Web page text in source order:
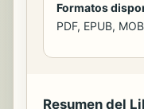
Formatos
PDF, EPUB,
Resumen del